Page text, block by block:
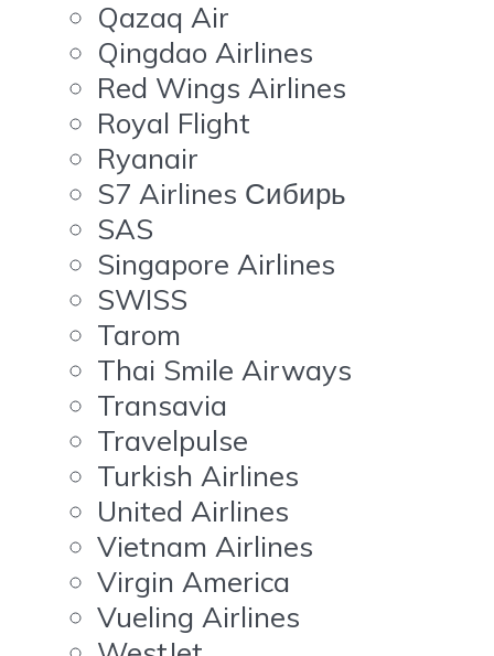
Qazaq Air
Qingdao Airlines
Red Wings Airlines
Royal Flight
Ryanair
S7 Airlines Сибирь
SAS
Singapore Airlines
SWISS
Tarom
Thai Smile Airways
Transavia
Travelpulse
Turkish Airlines
United Airlines
Vietnam Airlines
Virgin America
Vueling Airlines